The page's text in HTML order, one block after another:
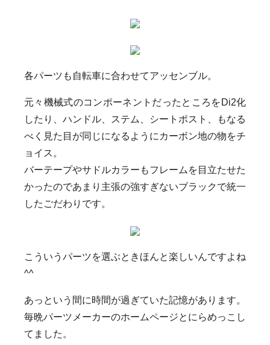
各パーツも自転車に合わせてアッセンブル。
元々機械式のコンポーネントだったところをDi2化
したり、ハンドル、ステム、シートポスト、もなる
べく見た目が同じになるようにカーボン地の物をチ
ョイス。
バーテープやサドルカラーもフレームを目立たせた
かったのであまり主張の強すぎないブラックで統一
したごだわりです。
こういうパーツを選ぶときほんと楽しいんですよね
^^
あっという間に時間が過ぎていた記憶があります。
毎晩パーツメーカーのホームページとにらめっこし
てました。